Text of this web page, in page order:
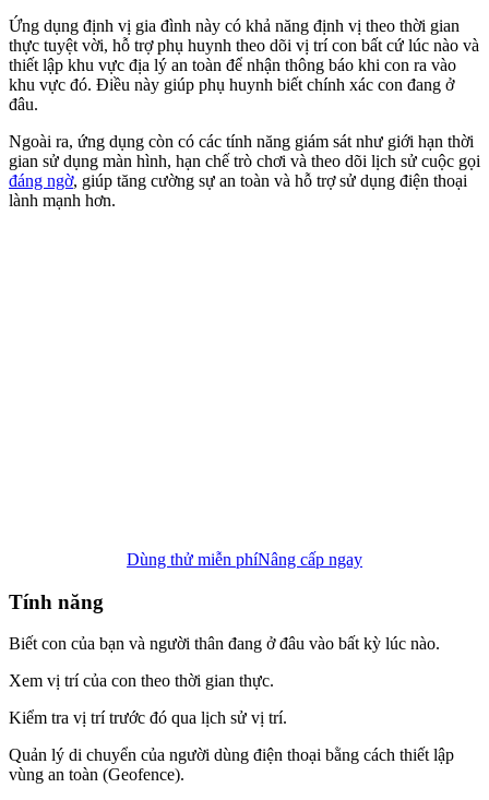
Ứng dụng định vị gia đình này có khả năng định vị theo thời gian
thực tuyệt vời, hỗ trợ phụ huynh theo dõi vị trí con bất cứ lúc nào và
thiết lập khu vực địa lý an toàn để nhận thông báo khi con ra vào
khu vực đó. Điều này giúp phụ huynh biết chính xác con đang ở
đâu.
Ngoài ra, ứng dụng còn có các tính năng giám sát như giới hạn thời
gian sử dụng màn hình, hạn chế trò chơi và theo dõi lịch sử cuộc gọi
đáng ngờ, giúp tăng cường sự an toàn và hỗ trợ sử dụng điện thoại
lành mạnh hơn.
Dùng thử miễn phíNâng cấp ngay
Tính năng
Biết con của bạn và người thân đang ở đâu vào bất kỳ lúc nào.
Xem vị trí của con theo thời gian thực.
Kiểm tra vị trí trước đó qua lịch sử vị trí.
Quản lý di chuyển của người dùng điện thoại bằng cách thiết lập
vùng an toàn (Geofence).